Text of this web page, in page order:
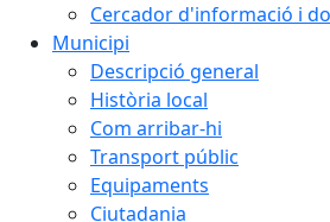
Cercador d'informació i
Municipi
Descripció general
Història local
Com arribar-hi
Transport públic
Equipaments
Ciutadania